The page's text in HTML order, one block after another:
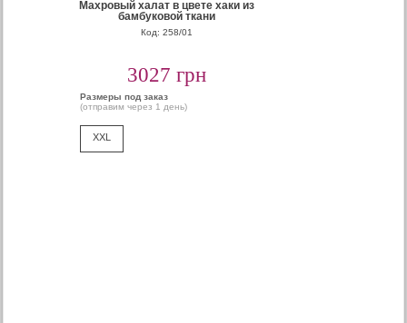
Махровый халат в цвете хаки из
бамбуковой ткани
Код: 258/01
3027 грн
Размеры под заказ
(отправим через 1 день)
XXL